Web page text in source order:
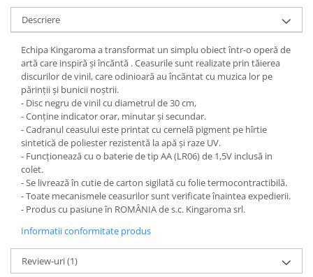
Descriere
Echipa Kingaroma a transformat un simplu obiect într-o operă de
artă care inspiră și încăntă . Ceasurile sunt realizate prin tăierea
discurilor de vinil, care odinioară au încăntat cu muzica lor pe
părinții și bunicii noștrii.
- Disc negru de vinil cu diametrul de 30 cm,
- Conține indicator orar, minutar și secundar.
- Cadranul ceasului este printat cu cernelă pigment pe hîrtie
sintetică de poliester rezistentă la apă și raze UV.
- Funcționează cu o baterie de tip AA (LR06) de 1,5V inclusă in
colet.
- Se livrează în cutie de carton sigilată cu folie termocontractibilă.
- Toate mecanismele ceasurilor sunt verificate înaintea expedierii.
- Produs cu pasiune în ROMÂNIA de s.c. Kingaroma srl.
Informatii conformitate produs
Review-uri(1)